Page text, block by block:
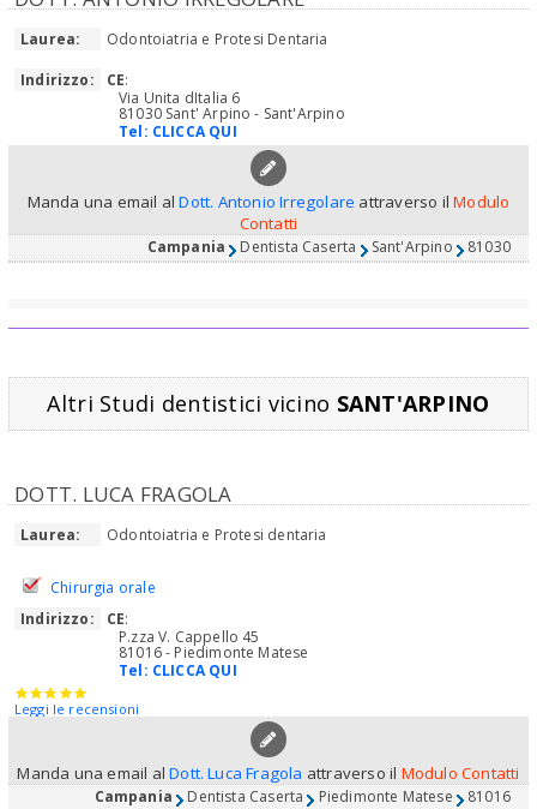
Laurea:
Odontoiatria e Protesi Dentaria
Indirizzo:
CE:
Via Unita dItalia 6
81030 Sant' Arpino - Sant'Arpino
Tel: CLICCA QUI
Manda una email alDott. Antonio Irregolare attraverso ilModulo
Contatti
Campania Dentista Caserta Sant'Arpino 81030
Altri Studi dentistici vicino SANT'ARPINO
DOTT. LUCA FRAGOLA
Laurea: Odontoiatria e Protesi dentaria
Chirurgia orale
Indirizzo:
CE:
P.zza V. Cappello 45
81016 - Piedimonte Matese
Tel: CLICCA QUI
Leggi le recensioni
Manda una email alDott. Luca Fragola attraverso il Modulo Contatti
Campania Dentista Caserta Piedimonte Matese 81016